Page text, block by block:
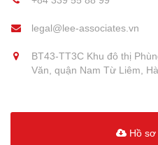
legal@lee-associates.vn
BT43-TT3C Khu đô thị
Văn, quận Nam Từ Liêm,
Hồ